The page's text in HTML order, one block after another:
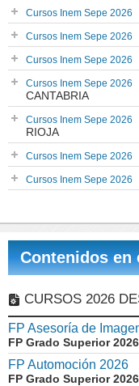
Cursos Inem Sepe 2026
Cursos Inem Sepe 2026
Cursos Inem Sepe 2026
Cursos Inem Sepe 2026
CANTABRIA
Cursos Inem Sepe 2026
RIOJA
Cursos Inem Sepe 2026
Cursos Inem Sepe 2026
Contenidos en
CURSOS 2026
FP Asesoría de
FP Grado Superior 2026
FP Automoción 2026
FP Grado Superior 2026